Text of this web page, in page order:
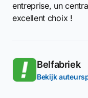
entreprise, un
excellent choix !
Belfabriek
Bekijk